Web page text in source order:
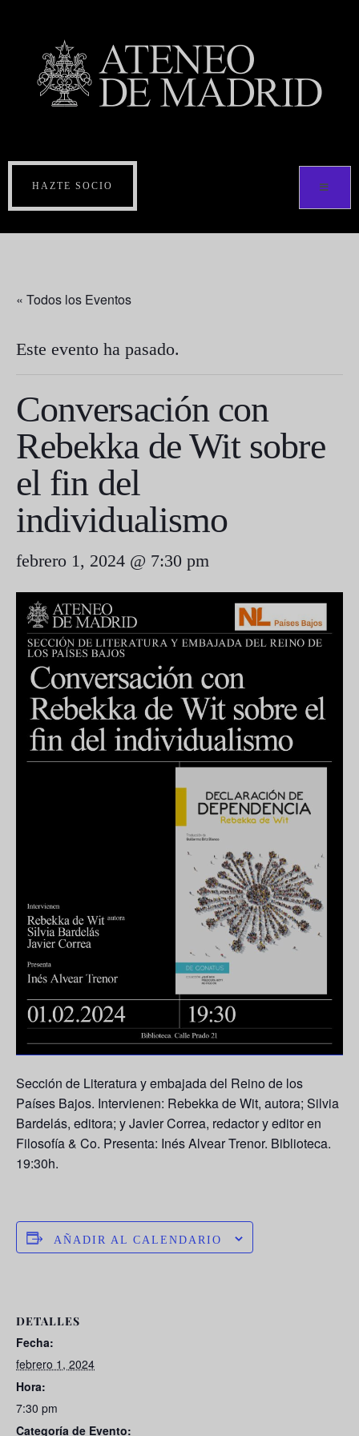
HAZTE SOCIO
« Todos los Eventos
Este evento ha pasado.
Conversación con
Rebekka de Wit sobre
el fin del
individualismo
febrero 1, 2024 @ 7:30 pm
Sección de Literatura y embajada del Reino de los
Países Bajos. Intervienen: Rebekka de Wit, autora; Silvia
Bardelás, editora; y Javier Correa, redactor y editor en
Filosofía & Co. Presenta: Inés Alvear Trenor. Biblioteca.
19:30h.
AÑADIR AL CALENDARIO
DETALLES
Fecha:
febrero 1, 2024
Hora:
7:30 pm
Categoría de Evento: